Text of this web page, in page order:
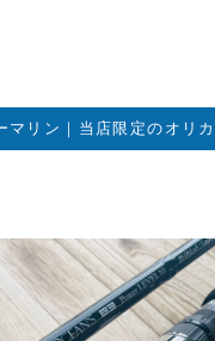
マリン｜当店限定のオリ